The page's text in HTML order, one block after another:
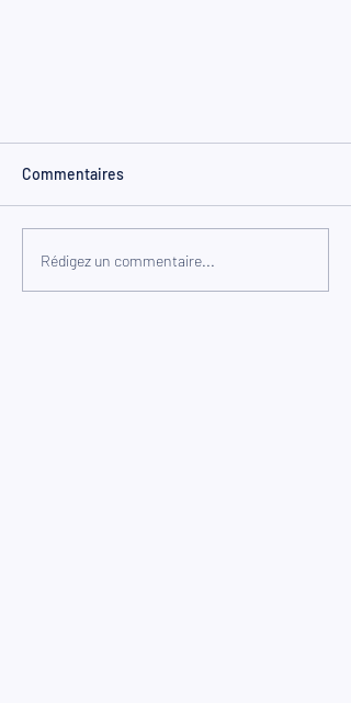
Commentaires
Rédigez un commentaire...